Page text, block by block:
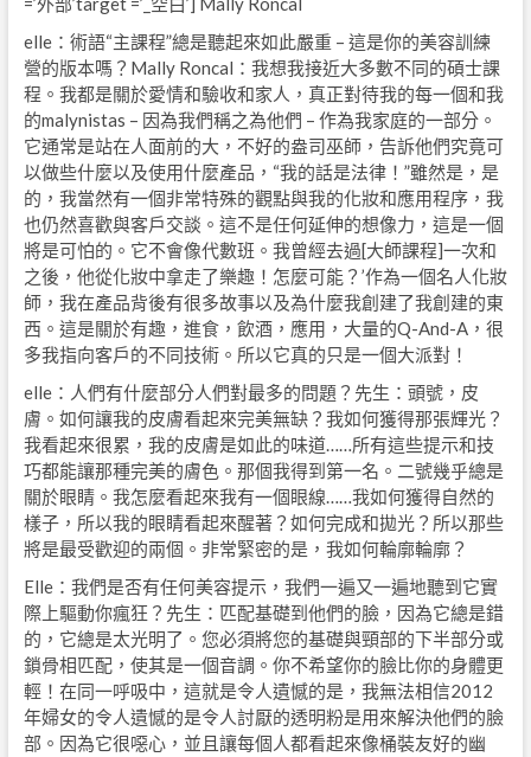
elle：術語“主課程”總是聽起來如此嚴重 – 這是你的美容訓練
營的版本嗎？Mally Roncal：我想我接近大多數不同的碩士課
程。我都是關於愛情和驗收和家人，真正對待我的每一個和我
的malynistas – 因為我們稱之為他們 – 作為我家庭的一部分。
它通常是站在人面前的大，不好的盎司巫師，告訴他們究竟可
以做些什麼以及使用什麼產品，“我的話是法律！”雖然是，是
的，我當然有一個非常特殊的觀點與我的化妝和應用程序，我
也仍然喜歡與客戶交談。這不是任何延伸的想像力，這是一個
將是可怕的。它不會像代數班。我曾經去過[大師課程]一次和
之後，他從化妝中拿走了樂趣！怎麼可能？’作為一個名人化妝
師，我在產品背後有很多故事以及為什麼我創建了我創建的東
西。這是關於有趣，進食，飲酒，應用，大量的Q-And-A，很
多我指向客戶的不同技術。所以它真的只是一個大派對！
elle：人們有什麼部分人們對最多的問題？先生：頭號，皮
膚。如何讓我的皮膚看起來完美無缺？我如何獲得那張輝光？
我看起來很累，我的皮膚是如此的味道……所有這些提示和技
巧都能讓那種完美的膚色。那個我得到第一名。二號幾乎總是
關於眼睛。我怎麼看起來我有一個眼線……我如何獲得自然的
樣子，所以我的眼睛看起來醒著？如何完成和拋光？所以那些
將是最受歡迎的兩個。非常緊密的是，我如何輪廓輪廓？
Elle：我們是否有任何美容提示，我們一遍又一遍地聽到它實
際上驅動你瘋狂？先生：匹配基礎到他們的臉，因為它總是錯
的，它總是太光明了。您必須將您的基礎與頸部的下半部分或
鎖骨相匹配，使其是一個音調。你不希望你的臉比你的身體更
輕！在同一呼吸中，這就是令人遺憾的是，我無法相信2012
年婦女的令人遺憾的是令人討厭的透明粉是用來解決他們的臉
部。因為它很噁心，並且讓每個人都看起來像桶裝友好的幽